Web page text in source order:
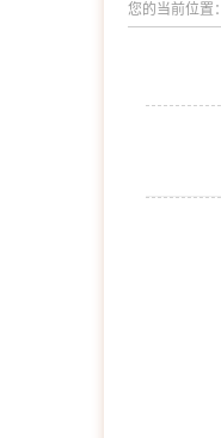
您的当前位置：